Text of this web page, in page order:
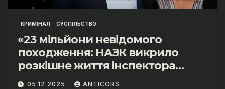
КРИМІНАЛ СУСПІЛЬСТВО
«23 мільйони невідомого
походження: НАЗК викрило
розкішне життя інспектора
митниці “Тиса” Василя Пупени»
05.12.2025 ANTICORS